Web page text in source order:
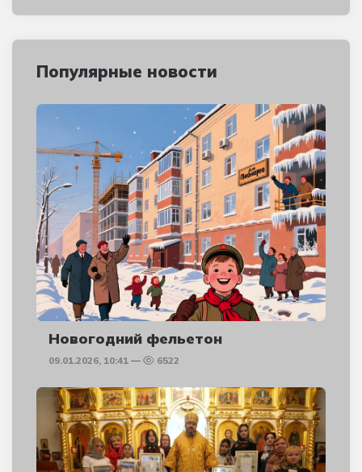
Популярные новости
Новогодний фельетон
09.01.2026, 10:41 6522